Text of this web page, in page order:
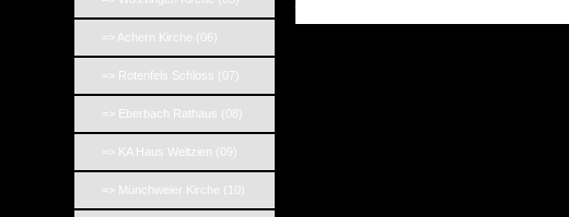
=> Achern Kirche (06)
=> Rotenfels Schloss (07)
=> Eberbach Rathaus (08)
=> KA Haus Weltzien (09)
=> Münchweier Kirche (10)